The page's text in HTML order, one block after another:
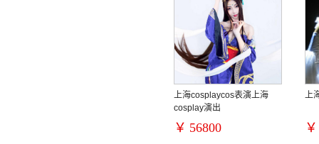
上海cosplaycos表演上海
cosplay演出
￥ 56800
上
￥